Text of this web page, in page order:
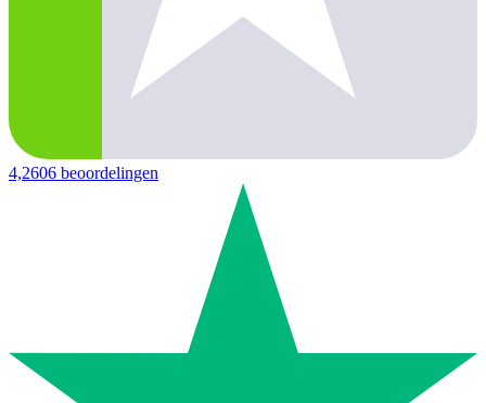
4,2606 beoordelingen